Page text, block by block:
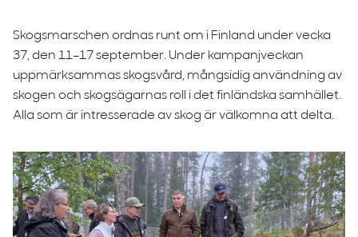
Skogsmarschen ordnas runt om i Finland under vecka
37, den 11–17 september. Under kampanjveckan
uppmärksammas skogsvård, mångsidig användning av
skogen och skogsägarnas roll i det finländska samhället.
Alla som är intresserade av skog är välkomna att delta.